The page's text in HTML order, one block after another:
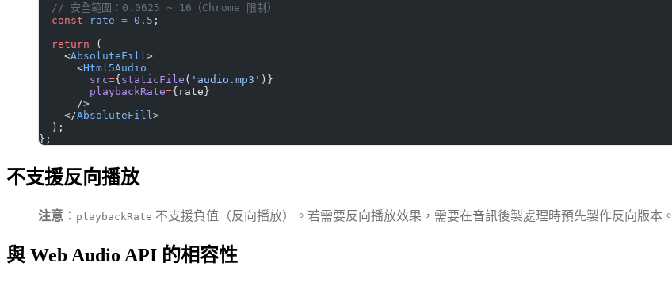
  // 安全範圍：0.0625 ~ 16（Chrome 限制）
  const
rate = 0.5 ;
  return
(
    <
AbsoluteFill >
      <
Html5Audio
        src
={staticFile ( 'audio.mp3' )}
        playbackRate
={rate}
      />
    </
AbsoluteFill >
  );
};
不支援反向播放
注意 ： playbackRate 不支援負值（反向播放）。若需要反向播放效果，需要在音訊後製處理時預先製作反向版本。
與 Web Audio API 的相容性